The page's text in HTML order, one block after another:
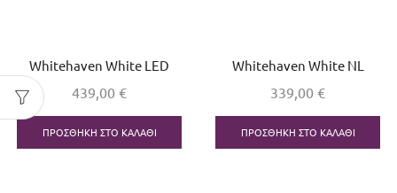
Whitehaven White LED
439,00 €
ΠΡΟΣΘΉΚΗ ΣΤΟ ΚΑΛΆΘΙ
Whitehaven White NL
339,00 €
ΠΡΟΣΘΉΚΗ ΣΤΟ ΚΑΛΆΘΙ